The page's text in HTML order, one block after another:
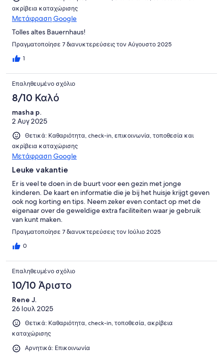
ακρίβεια καταχώρισης
Μετάφραση Google
Tolles altes Bauernhaus!
Πραγματοποίησε 7 διανυκτερεύσεις τον Αύγουστο 2025
1
Επαληθευμένο σχόλιο
8/10 Καλό
masha p.
2 Αυγ 2025
Θετικά: Καθαριότητα, check-in, επικοινωνία, τοποθεσία και
ακρίβεια καταχώρισης
Μετάφραση Google
Leuke vakantie
Er is veel te doen in de buurt voor een gezin met jonge
kinderen. De kaart en informatie die je bij het huisje krijgt geven
ook nog korting en tips. Neem zeker even contact op met de
eigenaar over de geweldige extra faciliteiten waar je gebruik
van kunt maken.
Πραγματοποίησε 7 διανυκτερεύσεις τον Ιούλιο 2025
0
Επαληθευμένο σχόλιο
10/10 Άριστο
Rene J.
26 Ιουλ 2025
Θετικά: Καθαριότητα, check-in, τοποθεσία, ακρίβεια
καταχώρισης
Αρνητικά: Επικοινωνία